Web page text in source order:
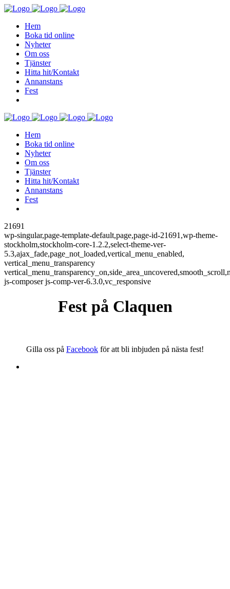
Hem
Boka tid online
Nyheter
Om oss
Tjänster
Hitta hit/Kontakt
Annanstans
Fest
Hem
Boka tid online
Nyheter
Om oss
Tjänster
Hitta hit/Kontakt
Annanstans
Fest
21691
wp-singular,page-template-default,page,page-id-21691,wp-theme-
stockholm,stockholm-core-1.2.2,select-theme-ver-
5.3,ajax_fade,page_not_loaded,vertical_menu_enabled,
vertical_menu_transparency
js-composer js-comp-ver-6.3.0,vc_responsive
Fest på Claquen
Gilla oss på Facebook för att bli inbjuden på nästa fest!